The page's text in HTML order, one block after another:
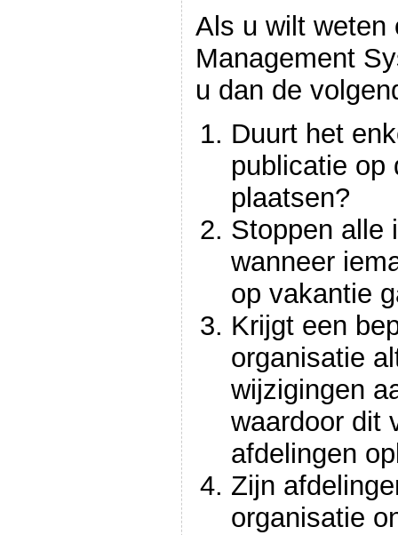
Als u wilt weten
Management
u dan de
Duurt het
publicatie op
plaatsen?
Stoppen alle
wanneer
op vakantie
Krijgt een
organisatie
wijzigingen
waardoor dit
afdelingen
Zijn
organisatie